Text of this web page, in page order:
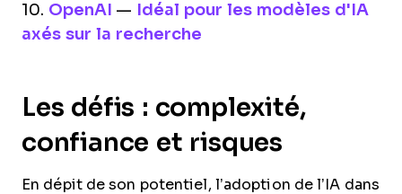
10. OpenAI —
Idéal pour les modèles d'IA
axés sur la recherche
Les défis : complexité,
confiance et risques
En dépit de son potentiel, l’adoption de l’IA dans